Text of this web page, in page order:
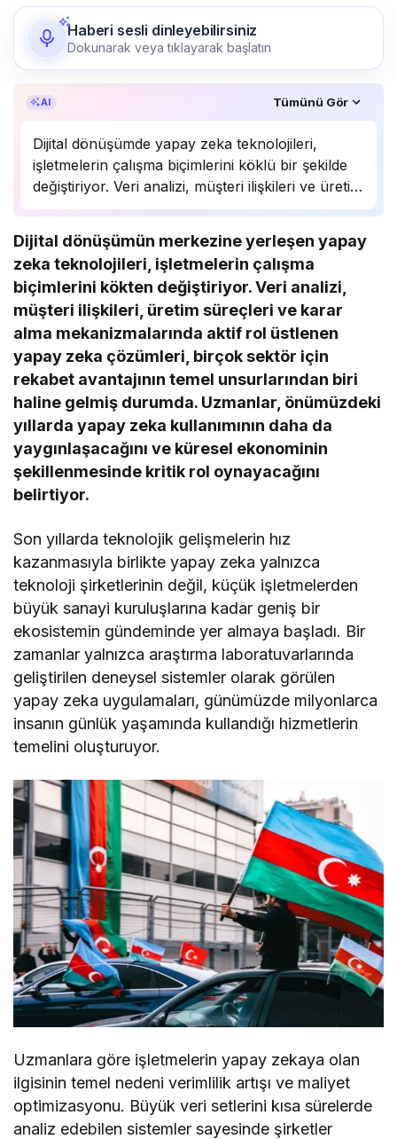
Haberi sesli dinleyebilirsiniz
Dokunarak veya tıklayarak başlatın
AI Tümünü Gör
Dijital dönüşümde yapay zeka teknolojileri,
işletmelerin çalışma biçimlerini köklü bir şekilde
değiştiriyor. Veri analizi, müşteri ilişkileri ve üretim
süreçlerinde önemli bir rol oynayan yapay zeka,
Uzmanlar, bu teknolojinin önümüzdeki yıllarda
daha da yaygınlaşarak…
Dijital dönüşümün merkezine yerleşen yapay
zeka teknolojileri, işletmelerin çalışma
biçimlerini kökten değiştiriyor. Veri analizi,
müşteri ilişkileri, üretim süreçleri ve karar
alma mekanizmalarında aktif rol üstlenen
yapay zeka çözümleri, birçok sektör için
rekabet avantajının temel unsurlarından biri
haline gelmiş durumda. Uzmanlar, önümüzdeki
yıllarda yapay zeka kullanımının daha da
yaygınlaşacağını ve küresel ekonominin
şekillenmesinde kritik rol oynayacağını
belirtiyor.
Son yıllarda teknolojik gelişmelerin hız
kazanmasıyla birlikte yapay zeka yalnızca
teknoloji şirketlerinin değil, küçük işletmelerden
büyük sanayi kuruluşlarına kadar geniş bir
ekosistemin gündeminde yer almaya başladı. Bir
zamanlar yalnızca araştırma laboratuvarlarında
geliştirilen deneysel sistemler olarak görülen
yapay zeka uygulamaları, günümüzde milyonlarca
insanın günlük yaşamında kullandığı hizmetlerin
temelini oluşturuyor.
Uzmanlara göre işletmelerin yapay zekaya olan
ilgisinin temel nedeni verimlilik artışı ve maliyet
optimizasyonu. Büyük veri setlerini kısa sürelerde
analiz edebilen sistemler sayesinde şirketler